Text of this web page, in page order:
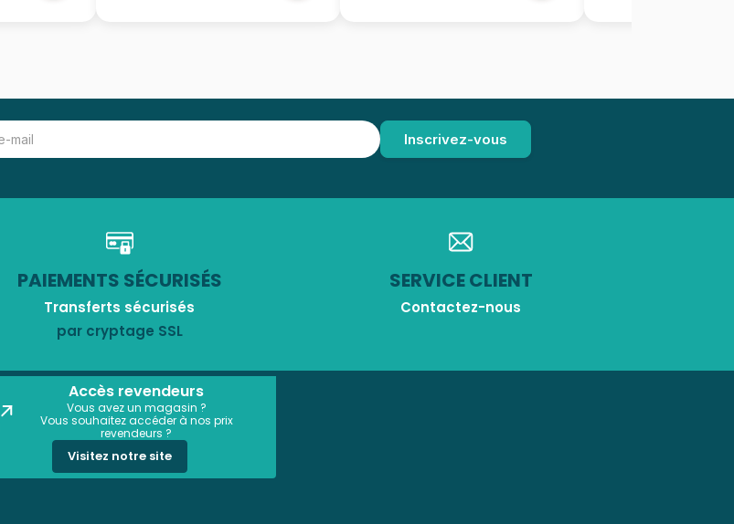
PAIEMENTS SÉCURISÉS
Transferts sécurisés
par cryptage SSL
SERVICE CLIENT
Contactez-nous
Accès revendeurs
Vous avez un magasin ?
Vous souhaitez accéder à nos prix
revendeurs ?
Visitez notre site